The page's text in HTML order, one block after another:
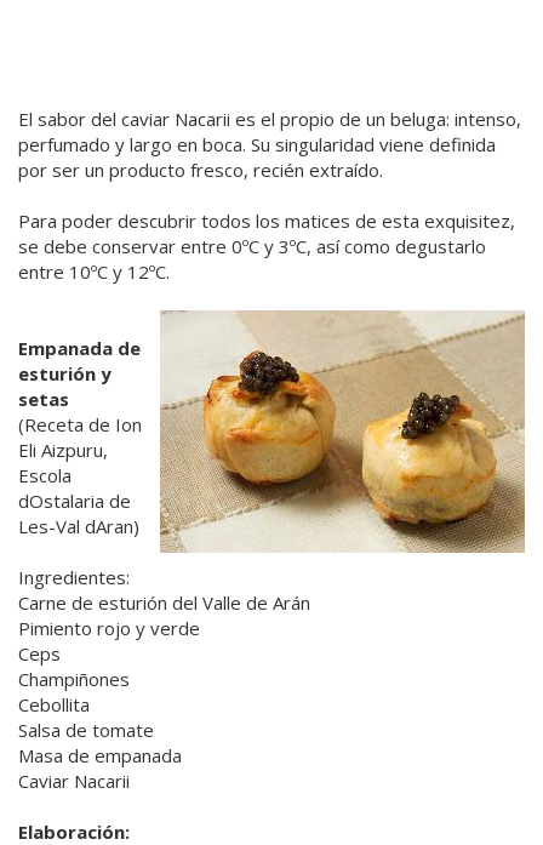
El sabor del caviar Nacarii es el propio de un beluga: intenso,
perfumado y largo en boca. Su singularidad viene definida
por ser un producto fresco, recién extraído.
Para poder descubrir todos los matices de esta exquisitez,
se debe conservar entre 0ºC y 3ºC, así como degustarlo
entre 10ºC y 12ºC.
Empanada de
esturión y
setas
(Receta de Ion
Eli Aizpuru,
Escola
dOstalaria de
Les-Val dAran)
Ingredientes:
Carne de esturión del Valle de Arán
Pimiento rojo y verde
Ceps
Champiñones
Cebollita
Salsa de tomate
Masa de empanada
Caviar Nacarii
Elaboración: